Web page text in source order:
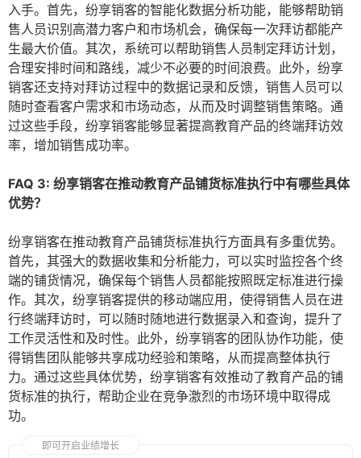
入手。首先，纷享销客的智能化数据分析功能，能够帮助销
售人员识别高潜力客户和市场机会，确保每一次拜访都能产
生最大价值。其次，系统可以帮助销售人员制定拜访计划，
合理安排时间和路线，减少不必要的时间浪费。此外，纷享
销客还支持对拜访过程中的数据记录和反馈，销售人员可以
随时查看客户需求和市场动态，从而及时调整销售策略。通
过这些手段，纷享销客能够显著提高教育产品的终端拜访效
率，增加销售成功率。
FAQ 3: 纷享销客在推动教育产品铺货标准执行中有哪些具体
优势？
纷享销客在推动教育产品铺货标准执行方面具有多重优势。
首先，其强大的数据收集和分析能力，可以实时监控各个终
端的铺货情况，确保每个销售人员都能按照既定标准进行操
作。其次，纷享销客提供的移动端应用，使得销售人员在进
行终端拜访时，可以随时随地进行数据录入和查询，提升了
工作灵活性和及时性。此外，纷享销客的团队协作功能，使
得销售团队能够共享成功经验和策略，从而提高整体执行
力。通过这些具体优势，纷享销客有效推动了教育产品的铺
货标准的执行，帮助企业在竞争激烈的市场环境中取得成
功。
即可开启业绩增长